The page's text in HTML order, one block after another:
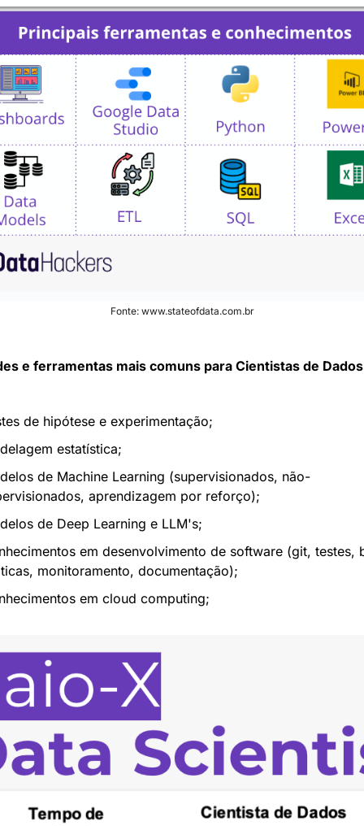
Fonte: www.stateofdata.com.br
e ferramentas mais comuns para Cientistas de
de hipótese e experimentação;
estatística;
de Machine Learning (supervisionados, não-
aprendizagem por reforço);
de Deep Learning e LLM's;
em desenvolvimento de software (git, testes,
monitoramento, documentação);
em cloud computing;